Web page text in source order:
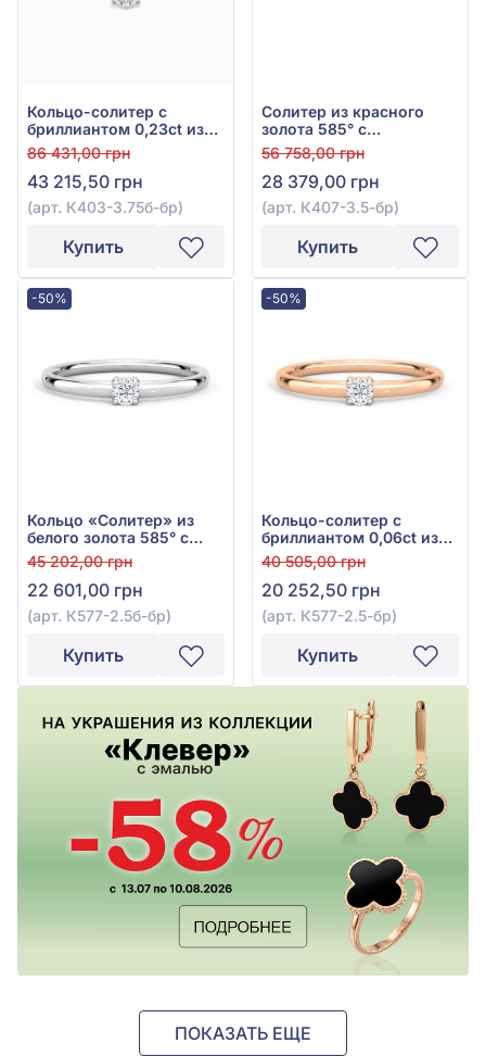
Кольцо-солитер с
бриллиантом 0,23ct из
белого золота 585°, арт.
К403-3.75б-бр
86 431,00 грн
43 215,50 грн
(арт. К403-3.75б-бр)
Купить
Солитер из красного
золота 585° с
бриллиантом 0,14ct, арт.
К407-3.5к-бр
56 758,00 грн
28 379,00 грн
(арт. К407-3.5-бр)
Купить
-50%
Кольцо «Солитер» из
белого золота 585° с
бриллиантом 0,065ct,
арт. К577-2.5б-бр
45 202,00 грн
22 601,00 грн
(арт. К577-2.5б-бр)
Купить
-50%
Кольцо-солитер с
бриллиантом 0,06ct из
красного золота 585°,
арт. К577-2.5к-бр
40 505,00 грн
20 252,50 грн
(арт. К577-2.5-бр)
Купить
ПОКАЗАТЬ ЕЩЕ